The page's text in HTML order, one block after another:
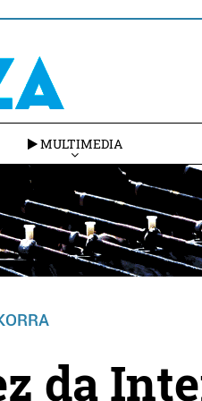
MULTIMEDIA
da